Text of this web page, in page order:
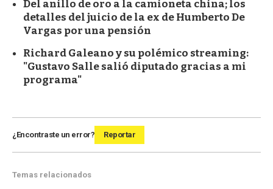
Del anillo de oro a la camioneta china; los
detalles del juicio de la ex de Humberto De
Vargas por una pensión
Richard Galeano y su polémico streaming:
"Gustavo Salle salió diputado gracias a mi
programa"
¿Encontraste un error? Reportar
Temas relacionados